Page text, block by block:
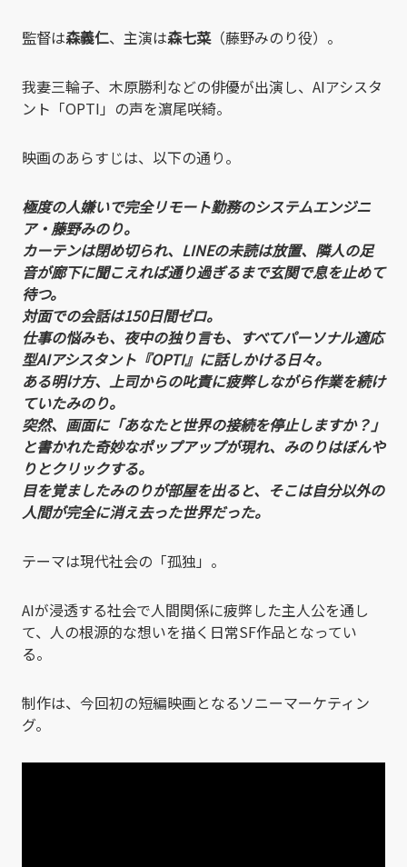
監督は森義仁、主演は森七菜（藤野みのり役）。
我妻三輪子、木原勝利などの俳優が出演し、AIアシスタ
ント「OPTI」の声を濵尾咲綺。
映画のあらすじは、以下の通り。
極度の人嫌いで完全リモート勤務のシステムエンジニ
ア・藤野みのり。
カーテンは閉め切られ、LINEの未読は放置、隣人の足
音が廊下に聞こえれば通り過ぎるまで玄関で息を止めて
待つ。
対面での会話は150日間ゼロ。
仕事の悩みも、夜中の独り言も、すべてパーソナル適応
型AIアシスタント『OPTI』に話しかける日々。
ある明け方、上司からの叱責に疲弊しながら作業を続け
ていたみのり。
突然、画面に「あなたと世界の接続を停止しますか？」
と書かれた奇妙なポップアップが現れ、みのりはぼんや
りとクリックする。
目を覚ましたみのりが部屋を出ると、そこは自分以外の
人間が完全に消え去った世界だった。
テーマは現代社会の「孤独」。
AIが浸透する社会で人間関係に疲弊した主人公を通し
て、人の根源的な想いを描く日常SF作品となってい
る。
制作は、今回初の短編映画となるソニーマーケティン
グ。